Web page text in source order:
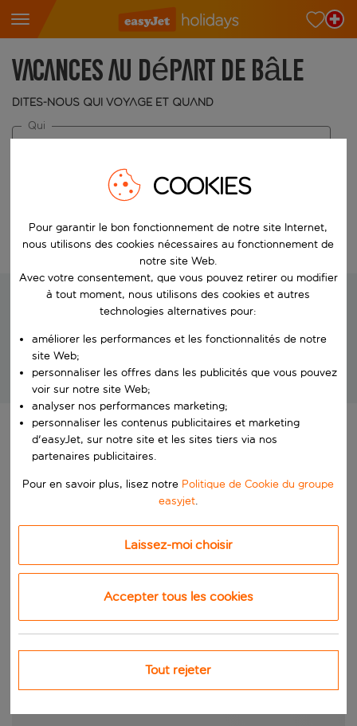
Vacances au départ de Bâle
Dites-nous qui voyage et quand
Qui
Choisissez vos dates
Modifier la recherche
Nous recherchons vos vacances
Des vacances exceptionnelles à des prix imbattables!
COOKIES
Pour garantir le bon fonctionnement de notre site Internet,
nous utilisons des cookies nécessaires au fonctionnement de
notre site Web.
Avec votre consentement, que vous pouvez retirer ou modifier
à tout moment, nous utilisons des cookies et autres
technologies alternatives pour:
améliorer les performances et les fonctionnalités de notre
site Web;
personnaliser les offres dans les publicités que vous pouvez
voir sur notre site Web;
analyser nos performances marketing;
personnaliser les contenus publicitaires et marketing
d'easyJet, sur notre site et les sites tiers via nos
partenaires publicitaires.
Pour en savoir plus, lisez notre Politique de Cookie du groupe
easyjet.
Laissez-moi choisir
Accepter tous les cookies
Tout rejeter